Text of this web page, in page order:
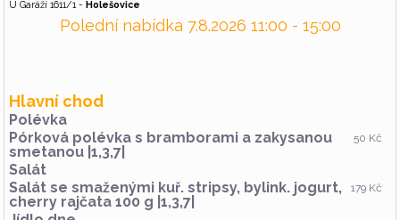
0,5l Malinovka
1l Malinovka
Balené lahůdky
100 g Nakládaný hermelín v oleji, s cibulí,
česnekem a feferonkou
zálohovaný obal
130 g Nakládaný utopenec s feferonkou a
cibulí
zálohovaný obal
U Garáží 1611/1 - Holešovice
Polední nabídka 7.8.2026 11:00 - 15:00
Hlavní chod
Polévka
Pórková polévka s bramborami a zakysanou
smetanou |1,3,7|
50 Kč
Salát
Salát se smaženými kuř. stripsy, bylink. jogurt,
cherry rajčata 100 g |1,3,7|
179 Kč